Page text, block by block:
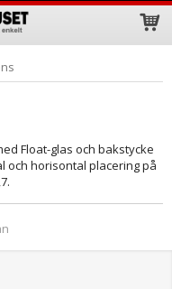
i varukorgen
Float-glas och bakstycke
och horisontal placering på